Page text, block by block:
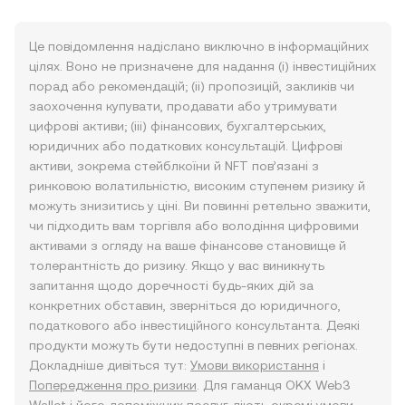
Це повідомлення надіслано виключно в інформаційних
цілях. Воно не призначене для надання (i) інвестиційних
порад або рекомендацій; (ii) пропозицій, закликів чи
заохочення купувати, продавати або утримувати
цифрові активи; (iii) фінансових, бухгалтерських,
юридичних або податкових консультацій. Цифрові
активи, зокрема стейблкоїни й NFT пов’язані з
ринковою волатильністю, високим ступенем ризику й
можуть знизитись у ціні. Ви повинні ретельно зважити,
чи підходить вам торгівля або володіння цифровими
активами з огляду на ваше фінансове становище й
толерантність до ризику. Якщо у вас виникнуть
запитання щодо доречності будь-яких дій за
конкретних обставин, зверніться до юридичного,
податкового або інвестиційного консультанта. Деякі
продукти можуть бути недоступні в певних регіонах.
Докладніше дивіться тут: Умови використання і
Попередження про ризики . Для гаманця OKX Web3